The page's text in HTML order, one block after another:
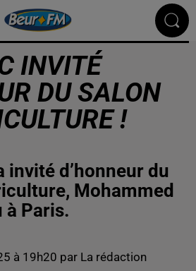
INVITÉ
DU SALON
!
invité d’honneur du
Mohammed
à Paris.
à 19h20 par La rédaction